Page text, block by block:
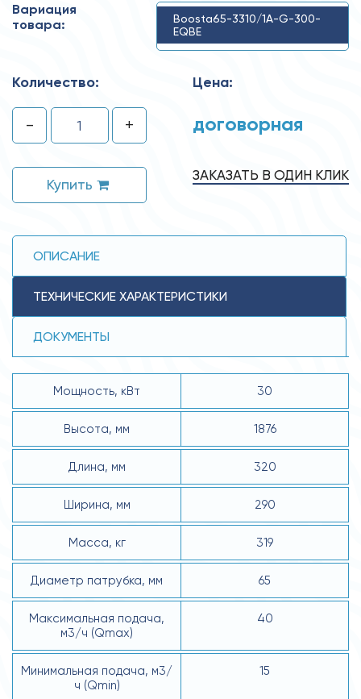
Вариация
товара:
Boosta65-3310/1A-G-300-
EQBE
Количество:
- +
Купить
Цена:
договорная
ЗАКАЗАТЬ В ОДИН КЛИК
ОПИСАНИЕ
ТЕХНИЧЕСКИЕ ХАРАКТЕРИСТИКИ
ДОКУМЕНТЫ
Мощность, кВт 30
Высота, мм 1876
Длина, мм 320
Ширина, мм 290
Масса, кг 319
Диаметр патрубка, мм 65
Макcимальная подача,
м3/ч (Qmax)
40
Минимальная подача, м3/
ч (Qmin)
15